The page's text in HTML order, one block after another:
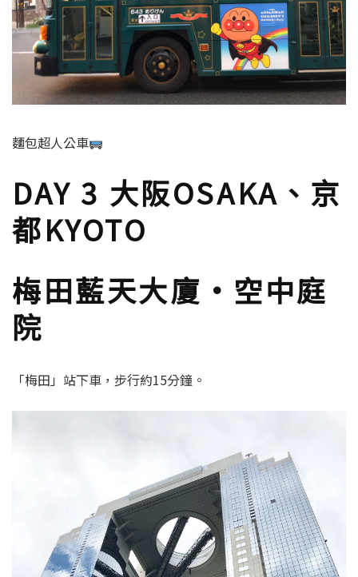
風見雞館，舊時為托馬斯住宅。
麵包超人公車
DAY 3 大阪OSAKA、京
梅田藍天大廈·空中庭
院